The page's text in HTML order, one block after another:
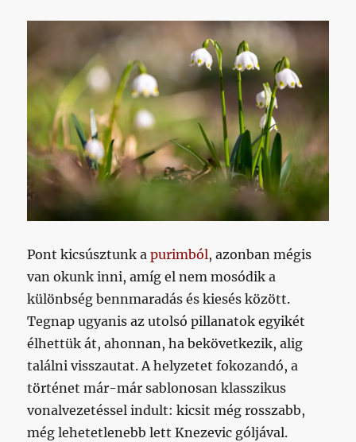
Pont kicsúsztunk apurimból, azonban mégis
van okunk inni, amíg el nem mosódik a
különbség bennmaradás és kiesés között.
Tegnap ugyanis az utolsó pillanatok egyikét
élhettük át, ahonnan, ha bekövetkezik, alig
találni visszautat. A helyzetet fokozandó, a
történet már-már sablonosan klasszikus
vonalvezetéssel indult: kicsit még rosszabb,
még lehetetlenebb lett Knezevic góljával.